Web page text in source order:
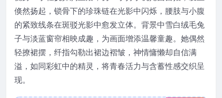
倏然扬起，锁骨下的珍珠链在光影中闪烁，腰肢与小腹
的紧致线条在斑驳光影中愈发立体。背景中雪白绒毛兔
子与淡蓝窗帘相映成趣，为画面增添温馨童趣。她偶然
轻撩裙摆，纤指勾勒出裙边褶皱，神情慵懒却自信满
溢，如同彩虹中的精灵，将青春活力与含蓄性感交织呈
现。